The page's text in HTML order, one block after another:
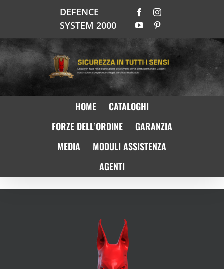
DEFENCE
SYSTEM 2000
FacebookInstagram
YouTubePinterest
HOME
CATALOGHI
FORZE DELL’ORDINE
GARANZIA
MEDIA
MODULI ASSISTENZA
AGENTI